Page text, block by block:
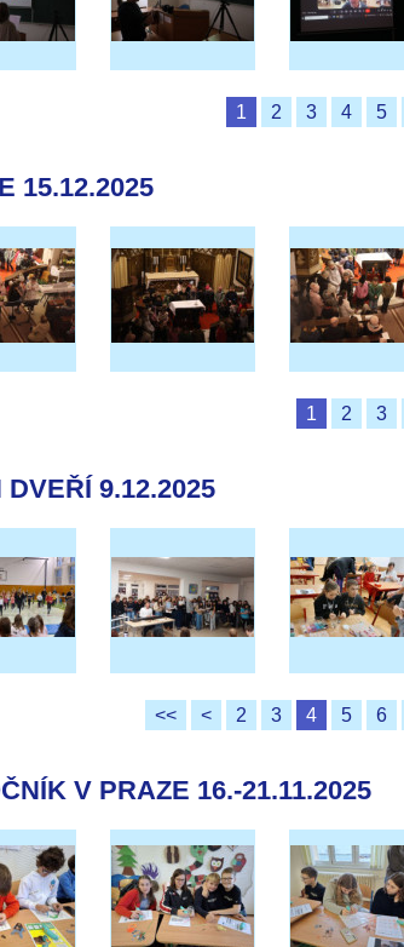
1 2 3 4 5
15.12.2025
1 2 3
9.12.2025
<< < 2 3 4 5 6
V PRAZE 16.-21.11.2025